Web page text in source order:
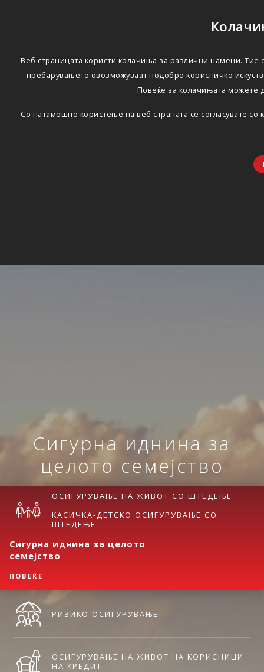
Веб страницата користи колачиња за различни намени.
пребарувањето овозможуваат подобро корисничко
Повеќе за колачињата можете
Со натамошно користење на веб страната се согласувате
Сигурна иднина за
целото семејство
ОСИГУРУВАЊЕ НА ЖИВОТ СО ШТЕДЕЊЕ
КАСИЧКА-ДЕТСКО ОСИГУРУВАЊЕ СО
ШТЕДЕЊЕ
Сигурна иднина за целото
семејство
ПОВЕЌЕ
РИЗИКО ОСИГУРУВАЊЕ
ОСИГУРУВАЊЕ НА ЖИВОТ НА КОРИСНИЦИ
НА КРЕДИТ